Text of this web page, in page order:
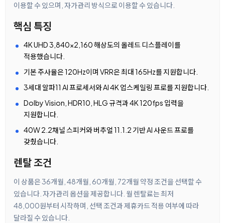
이용할 수 있으며, 자가관리 방식으로 이용할 수 있습니다.
핵심 특징
4K UHD 3,840×2,160 해상도의 올레드 디스플레이를
적용했습니다.
기본 주사율은 120Hz이며 VRR은 최대 165Hz를 지원합니다.
3세대 알파11 AI 프로세서와 AI 4K 업스케일링 프로를 지원합니다.
Dolby Vision, HDR10, HLG 규격과 4K 120fps 입력을
지원합니다.
40W 2.2채널 스피커와 버추얼 11.1.2 기반 AI 사운드 프로를
갖췄습니다.
렌탈 조건
이 상품은 36개월, 48개월, 60개월, 72개월 약정 조건을 선택할 수
있습니다. 자가관리 옵션을 제공합니다. 월 렌탈료는 최저
48,000원부터 시작하며, 선택 조건과 제휴카드 적용 여부에 따라
달라질 수 있습니다.